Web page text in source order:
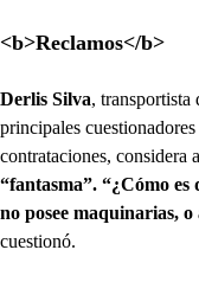
<b>Reclamos</b>
Derlis Silva, transportista
principales
contrataciones, considera
“fantasma”. “¿Cómo es
no posee maquinarias,
cuestionó.